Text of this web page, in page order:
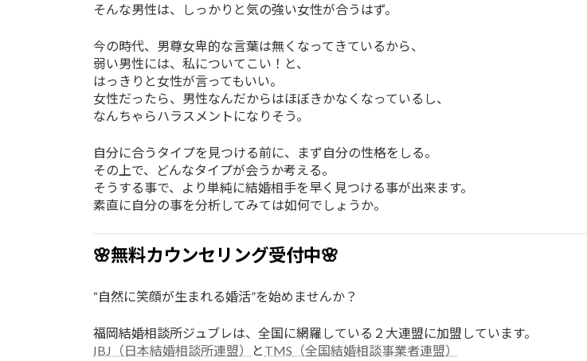
そんな男性は、しっかりと気の強い女性が合うはず。
今の時代、男尊女卑的な言葉は無くなってきているから、
弱い男性には、私についてこい！と、
はっきりと女性が言ってもいい。
女性だったら、男性なんだからはほぼきかなくなっているし、
なんちゃらハラスメントになりそう。
自分に合うタイプを見つける前に、まず自分の性格をしる。
その上で、どんなタイプが会うか考える。
そうする事で、より単純に結婚相手を早く見つける事が出来ます。
素直に自分の事を分析してみては如何でしょうか。
🌸無料カウンセリング受付中🌸
“自然に笑顔が生まれる婚活”を始めませんか？
福岡結婚相談所ジュブレは、全国に網羅している２大連盟に加盟しています。
IBJ（日本結婚相談所連盟）
と TMS（全国結婚相談事業者連盟）